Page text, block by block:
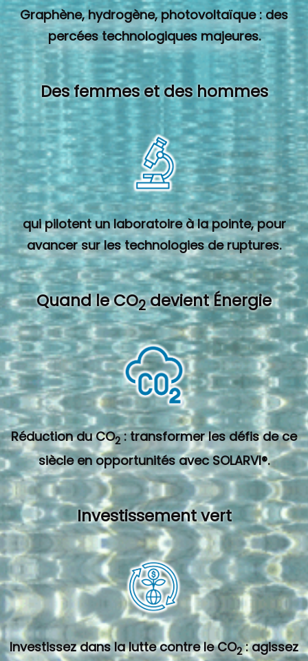
Graphène, hydrogène, photovoltaïque : des
percées technologiques majeures.
Des femmes et des hommes
qui pilotent un laboratoire à la pointe, pour
avancer sur les technologies de ruptures.
Quand le CO2devient Énergie
Réduction du CO2 : transformer les défis de ce
siècle en opportunités avec SOLARVI®.
Investissement vert
Investissez dans la lutte contre le CO2 : agissez